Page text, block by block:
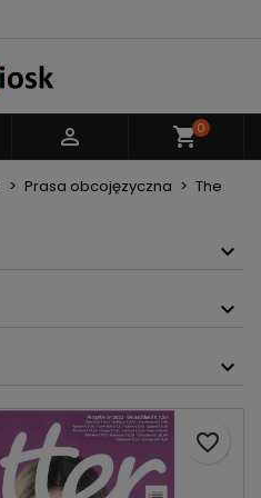
 shopping_cart0
Prasa obcojęzyczna
The
favorite_border
zapisać produkty na
Anuluj Zaloguj się